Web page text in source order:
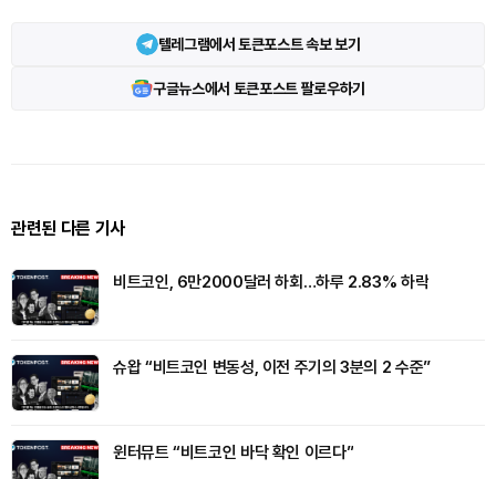
텔레그램에서 토큰포스트 속보 보기
구글뉴스에서 토큰포스트 팔로우하기
관련된 다른 기사
비트코인, 6만2000달러 하회…하루 2.83% 하락
슈왑 “비트코인 변동성, 이전 주기의 3분의 2 수준”
윈터뮤트 “비트코인 바닥 확인 이르다”